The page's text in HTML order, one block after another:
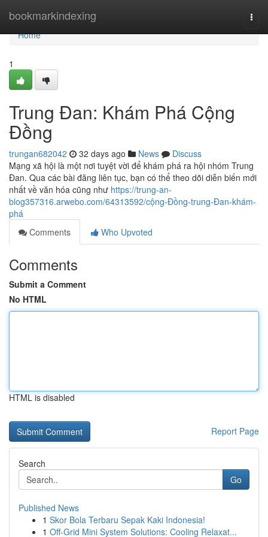
bookmarkindexing
Home
Home
1
Trung Đan: Khám Phá Cộng
Đồng
trungan682042 32 days ago News
Discuss
Mạng xã hội là một nơi tuyệt vời để khám phá ra hội nhóm Trung
Đan. Qua các bài đăng liên tục, bạn có thể theo dõi diễn biến mới
nhất về văn hóa cũng như https://trung-an-
blog357316.arwebo.com/64313592/cộng-Đồng-trung-Đan-khám-
phá
Comments
Who Upvoted
Comments
Submit a Comment
No HTML
HTML is disabled
Report Page
Search
Go
Published News
1 Skor Bola Terbaru Sepak Kaki Indonesia!
1 Off-Grid Mini System Solutions: Cooling Relaxat...